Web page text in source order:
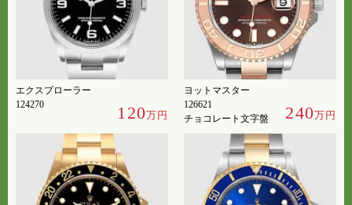
エクスプローラー
124270
120万円
ヨットマスター
126621
チョコレート文字盤
240万円